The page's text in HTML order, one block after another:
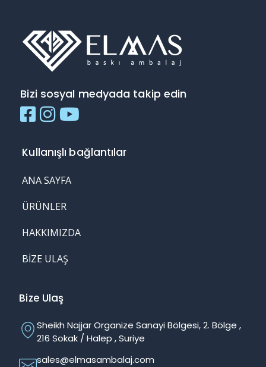
Bizi sosyal medyada takip edin
Kullanışlı bağlantılar
ANA SAYFA
ÜRÜNLER
HAKKIMIZDA
BIZE ULAŞ
Bize Ulaş
Sheikh Najjar Organize Sanayi Bölgesi, 2. Bölge ,
216 Sokak / Halep , Suriye
sales@elmasambalaj.com